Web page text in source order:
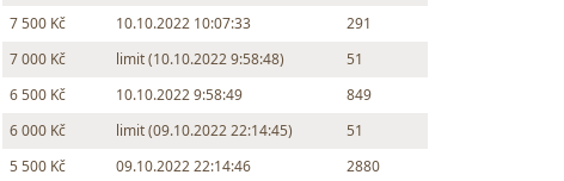
7 500 Kč
10.10.2022 10:07:33
291
7 000 Kč
limit (10.10.2022 9:58:48)
51
6 500 Kč
10.10.2022 9:58:49
849
6 000 Kč
limit (09.10.2022 22:14:45)
51
5 500 Kč
09.10.2022 22:14:46
2880